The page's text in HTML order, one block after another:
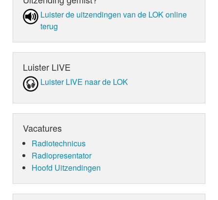
Luister de uit­zen­din­gen van de LOK online
terug
Luister LIVE
Luister LIVE naar de LOK
Vacatures
Radiotechnicus
Radiopresentator
Hoofd Uitzendingen